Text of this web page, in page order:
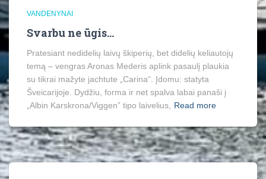
VANDENYNAI
Svarbu ne ūgis…
Pratesiant nedidelių laivų škiperių, bet didelių keliautojų
temą – vengras Aronas Mederis aplink pasaulį plaukia
su tikrai mažyte jachtute „Carina“. Įdomu: statyta
Šveicarijoje. Dydžiu, forma ir net spalva labai panaši į
„Albin Karskrona/Viggen” tipo laivelius,
Read more